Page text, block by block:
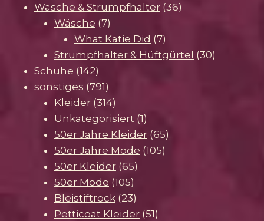
Produkte
Wäsche & Strumpfhalter 3636
Wäsche 77
Produkte
What Katie Did 77
Produkte
Strumpfhalter & Hüftgürtel 3030
Schuhe 142142
Produkte
sonstiges 791791
Produkte
Kleider 314314
Produkte
Unkategorisiert 11
Produkt
50er Jahre Kleider 6565
50er Jahre Mode 105105
50er Kleider 6565
50er Mode 105105
Produkte
Bleistiftrock 2323
Produkte
Petticoat Kleider 5151